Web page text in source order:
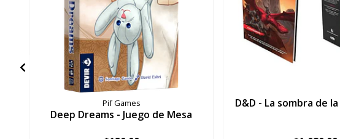
Pif Games
Deep Dreams - Juego de Mesa
D&D - La sombra de